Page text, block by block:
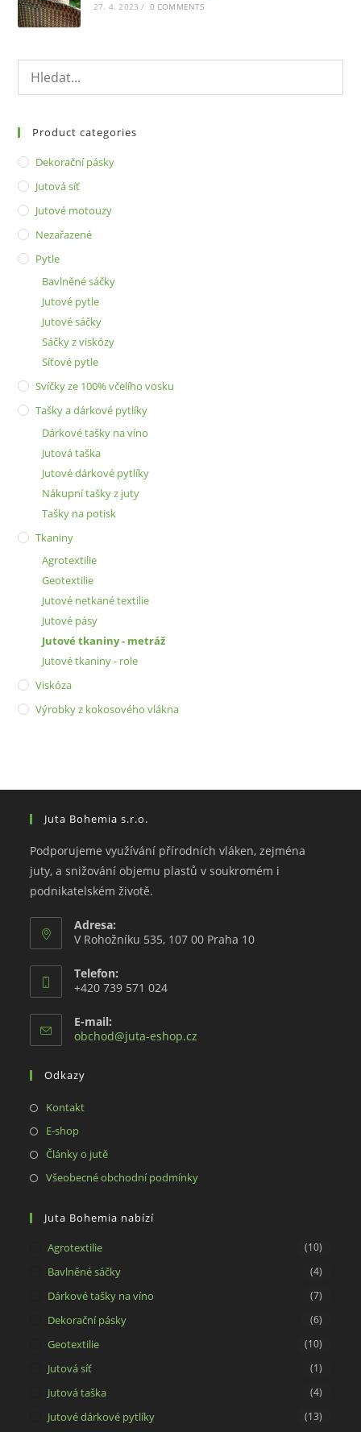
27. 4. 2023 / 0 COMMENTS
Product categories
Dekorační pásky
Jutová síť
Jutové motouzy
Nezařazené
Pytle
Bavlněné sáčky
Jutové pytle
Jutové sáčky
Sáčky z viskózy
Síťové pytle
Svíčky ze 100% včelího vosku
Tašky a dárkové pytlíky
Dárkové tašky na víno
Jutová taška
Jutové dárkové pytlíky
Nákupní tašky z juty
Tašky na potisk
Tkaniny
Agrotextilie
Geotextilie
Jutové netkané textilie
Jutové pásy
Jutové tkaniny - metráž
Jutové tkaniny - role
Viskóza
Výrobky z kokosového vlákna
Juta Bohemia s.r.o.
Podporujeme využívání přírodních vláken, zejména
juty, a snižování objemu plastů v soukromém i
podnikatelském životě.
Adresa:
V Rohožníku 535, 107 00 Praha 10
Telefon:
+420 739 571 024
E-mail:
obchod@juta-eshop.cz
Odkazy
KontaktOpens
a
tab
E-shopOpens
in
tab
Články o jutěOpens
in
new
Všeobecné obchodní podmínkyOpens
Juta Bohemia nabízí
Agrotextilie (10)
Bavlněné sáčky (4)
Dárkové tašky na víno (7)
Dekorační pásky (6)
Geotextilie (10)
Jutová síť (1)
Jutová taška (4)
Jutové dárkové pytlíky (13)